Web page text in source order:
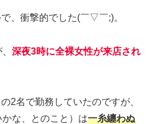
、衝撃的でした(￣▽￣;)。
深夜3時に全裸女性が来店され
2名で勤務していたのですが、
な、とのこと）は一糸纏わぬ